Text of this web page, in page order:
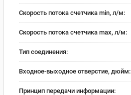
Скорость потока счетчика min, л/м:
Скорость потока счетчика max, л/м:
Тип соединения:
Входное-выходное отверстие, дюйм:
Принцип передачи информации: